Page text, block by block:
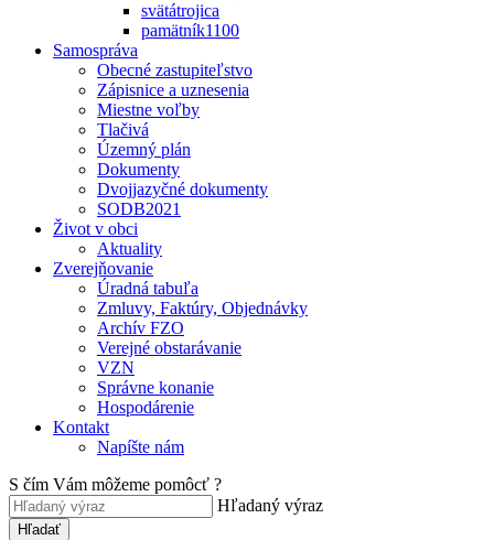
svätátrojica
pamätník1100
Samospráva
Obecné zastupiteľstvo
Zápisnice a uznesenia
Miestne voľby
Tlačivá
Územný plán
Dokumenty
Dvojjazyčné dokumenty
SODB2021
Život v obci
Aktuality
Zverejňovanie
Úradná tabuľa
Zmluvy, Faktúry, Objednávky
Archív FZO
Verejné obstarávanie
VZN
Správne konanie
Hospodárenie
Kontakt
Napíšte nám
S čím Vám môžeme pomôcť ?
Hľadaný výraz
Hľadať